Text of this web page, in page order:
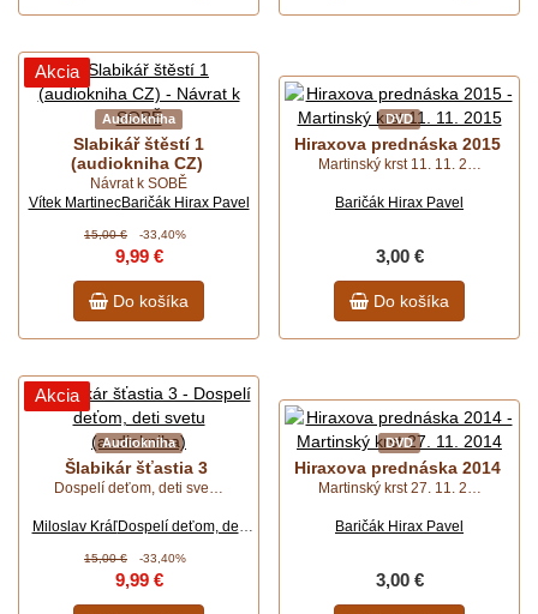
Akcia
Audiokniha
Slabikář štěstí 1
(audiokniha CZ)
Návrat k SOBĚ
Vítek MartinecBaričák Hirax Pavel
15,00 € -33,40%
9,99 €
Do košíka
DVD
Hiraxova prednáska 2015
Martinský krst 11. 11. 2…
Baričák Hirax Pavel
3,00 €
Do košíka
Akcia
Audiokniha
Šlabikár šťastia 3
Dospelí deťom, deti sve…
Miloslav KráľDospelí deťom, deti
15,00 € -33,40%
9,99 €
DVD
Hiraxova prednáska 2014
Martinský krst 27. 11. 2…
Baričák Hirax Pavel
3,00 €